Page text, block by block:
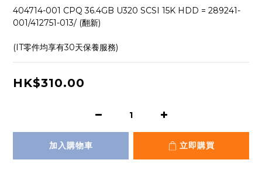
404714-001 CPQ 36.4GB U320 SCSI 15K HDD = 289241-
001/412751-013/ (翻新)
(IT零件均享有30天保養服務)
HK$310.00
加入購物車 立即購買